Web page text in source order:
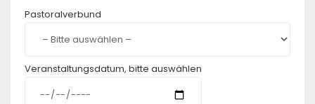
Pastoralverbund
Veranstaltungsdatum, bitte auswählen